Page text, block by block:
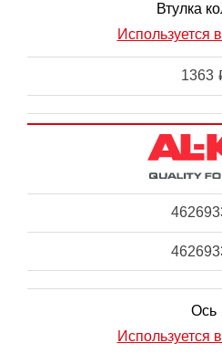
Втулка
Используется
1363
Ось
Используется